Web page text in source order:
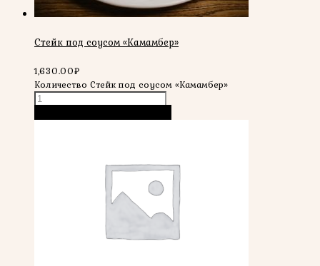
Стейк под соусом «Камамбер»
1,630.00₽
Количество Стейк под соусом «Камамбер»